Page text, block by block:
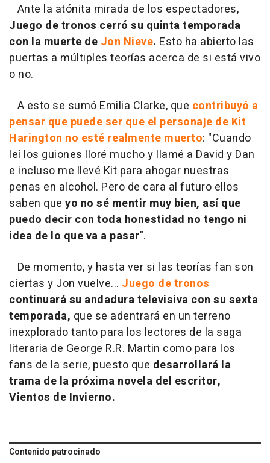
Ante la atónita mirada de los espectadores,
Juego de tronos cerró su quinta temporada
con la muerte de Jon Nieve. Esto ha abierto las
puertas a múltiples teorías acerca de si está vivo
o no.
A esto se sumó Emilia Clarke, que contribuyó a
pensar que puede ser que el personaje de Kit
Harington no esté realmente muerto: "Cuando
leí los guiones lloré mucho y llamé a David y Dan
e incluso me llevé Kit para ahogar nuestras
penas en alcohol. Pero de cara al futuro ellos
saben que yo no sé mentir muy bien, así que
puedo decir con toda honestidad no tengo ni
idea de lo que va a pasar".
De momento, y hasta ver si las teorías fan son
ciertas y Jon vuelve... Juego de tronos
continuará su andadura televisiva con su sexta
temporada, que se adentrará en un terreno
inexplorado tanto para los lectores de la saga
literaria de George R.R. Martin como para los
fans de la serie, puesto que desarrollará la
trama de la próxima novela del escritor,
Vientos de Invierno.
Contenido patrocinado